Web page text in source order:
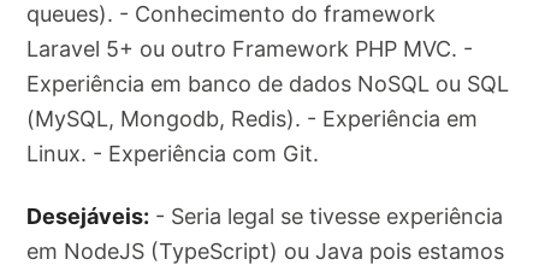
queues). - Conhecimento do framework
Laravel 5+ ou outro Framework PHP MVC. -
Experiência em banco de dados NoSQL ou SQL
(MySQL, Mongodb, Redis). - Experiência em
Linux. - Experiência com Git.
Desejáveis: - Seria legal se tivesse experiência
em NodeJS (TypeScript) ou Java pois estamos